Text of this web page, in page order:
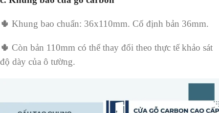
🌵 Khung bao chuẩn: 36x110mm. Cố định bản 36mm.
🌵 Còn bản 110mm có thể thay đổi theo thực tế khảo sát
độ dày của ô tường.